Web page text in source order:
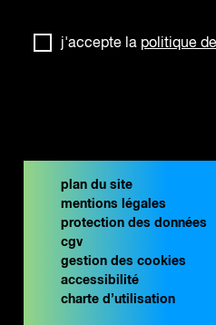
j'accepte la politique
plan du site
mentions légales
protection des données
cgv
gestion des cookies
accessibilité
charte d’utilisation